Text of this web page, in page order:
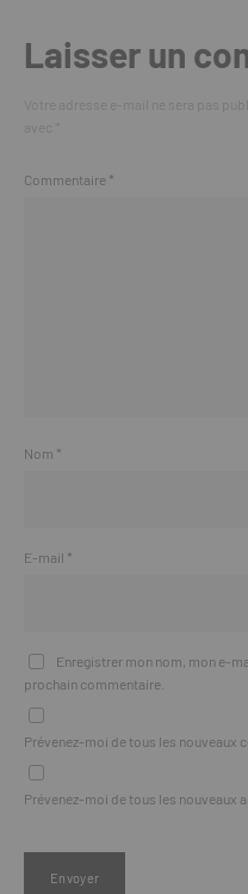
Laisser un
Commentaire *
Nom *
E-mail *
Enregistrer mon nom, mon e-
prochain commentaire.
Prévenez-moi de tous les nouveaux
Prévenez-moi de tous les nouveaux